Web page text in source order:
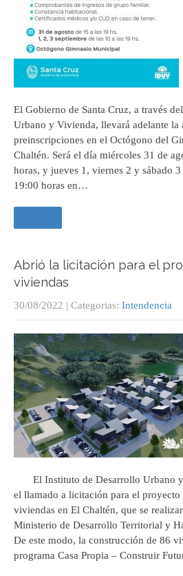
El Gobierno de Santa Cruz, a través
Urbano y Vivienda, llevará adelante la
preinscripciones en el Octógono del
Chaltén. Será el día miércoles 31 de
horas, y jueves 1, viernes 2 y sábado
19:00 horas en…
Abrió la licitación para el
viviendas
30/08/2022 | Categorias: Intendencia
El Instituto de Desarrollo Urbano
el llamado a licitación para el
viviendas en El Chaltén, que se
Ministerio de Desarrollo Territorial y
De este modo, la construcción de 86
programa Casa Propia – Construir